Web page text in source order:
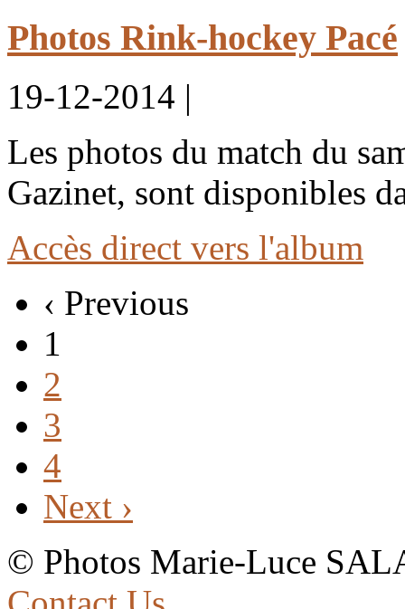
Photos Rink-hockey Pacé
19-12-2014 |
Les photos du match du
Gazinet, sont disponibles
Accès direct vers l'album
‹ Previous
1
2
3
4
Next ›
© Photos Marie-Luce